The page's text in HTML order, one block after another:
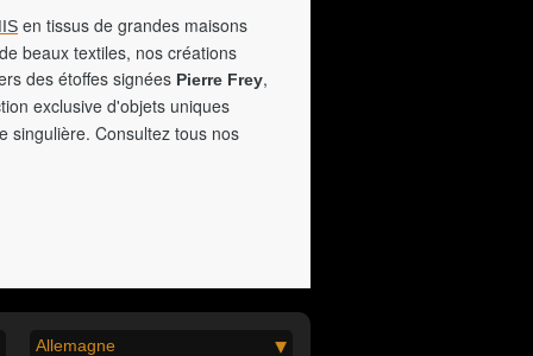
en tissus de grandes maisons
beaux textiles, nos créations
des étoffes signées Pierre Frey,
exclusive d'objets uniques
singulière. Consultez tous nos
Allemagne